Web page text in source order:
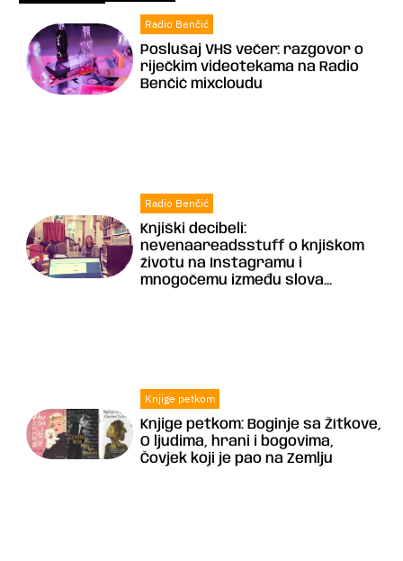
Radio Benčić
Poslušaj VHS večer: razgovor o
riječkim videotekama na Radio
Benčić mixcloudu
Radio Benčić
Knjiški decibeli:
nevenaareadsstuff o knjiškom
životu na Instagramu i
mnogočemu između slova...
Knjige petkom
Knjige petkom: Boginje sa Žítkove,
O ljudima, hrani i bogovima,
Čovjek koji je pao na Zemlju